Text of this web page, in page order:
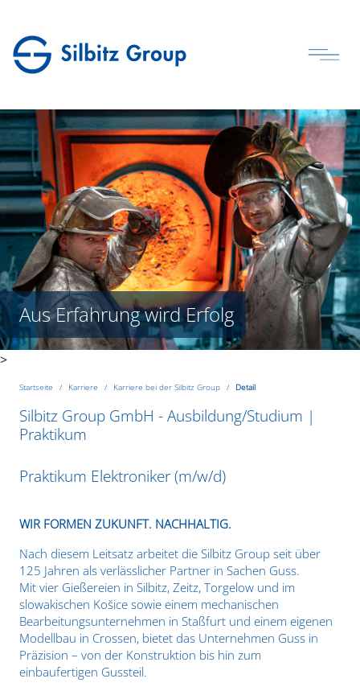
Aus Erfahrung wird Erfolg
>
Startseite Karriere Karriere bei der Silbitz Group Detail
Silbitz Group GmbH - Ausbildung/Studium |
Praktikum
Praktikum Elektroniker (m/w/d)
WIR FORMEN ZUKUNFT. NACHHALTIG.
Nach diesem Leitsatz arbeitet die Silbitz Group seit über
125 Jahren als verlässlicher Partner in Sachen Guss.
Mit vier Gießereien in Silbitz, Zeitz, Torgelow und im
slowakischen Košice sowie einem mechanischen
Bearbeitungsunternehmen in Staßfurt und einem eigenen
Modellbau in Crossen, bietet das Unternehmen Guss in
Präzision – von der Konstruktion bis hin zum
einbaufertigen Gussteil.